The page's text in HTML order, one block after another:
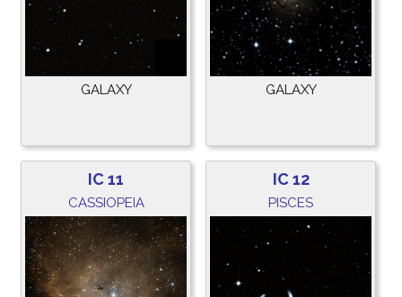
GALAXY GALAXY
IC 11
CASSIOPEIA
IC 12
PISCES